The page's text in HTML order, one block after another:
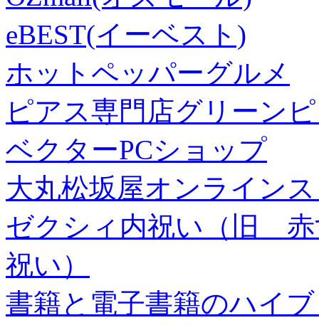
eBEST(イーベスト)
ホットペッパーグルメ
ピアス専門店グリーン
ベクターPCショップ
大丸松坂屋オンライン
ゼクシィ内祝い（旧 赤
祝い）
書籍と電子書籍のハイ